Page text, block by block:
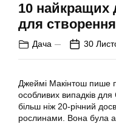
10 найкращих
для
Дача 30
Джеймі Макінтош пише
особливих випадків
більш ніж 20-річний
рослинами. Вона була